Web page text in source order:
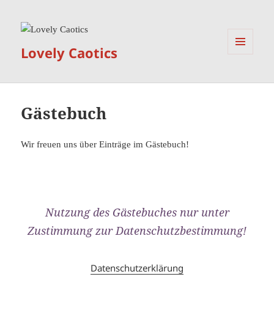
Lovely Caotics
Gästebuch
Wir freuen uns über Einträge im Gästebuch!
Nutzung des Gästebuches nur unter
Zustimmung zur Datenschutzbestimmung!
Datenschutzerklärung